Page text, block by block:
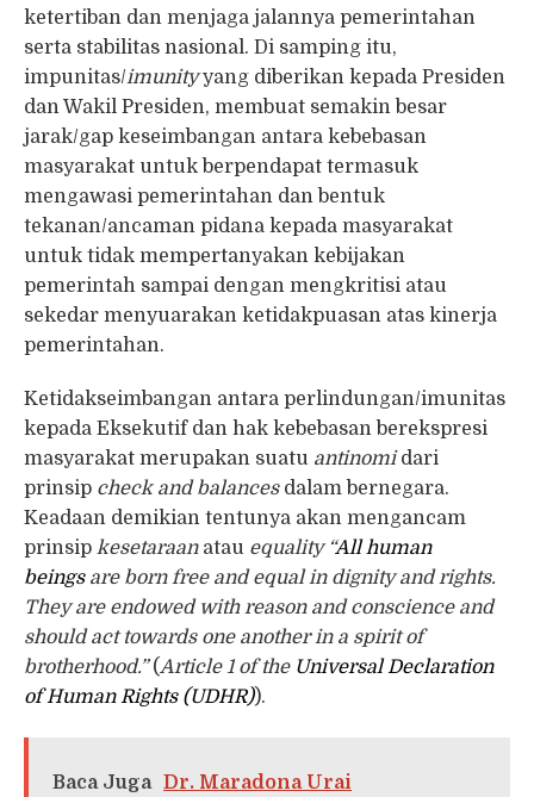
ketertiban dan menjaga jalannya pemerintahan
serta stabilitas nasional. Di samping itu,
impunitas/imunityyang diberikan kepada Presiden
dan Wakil Presiden, membuat semakin besar
jarak/gap keseimbangan antara kebebasan
masyarakat untuk berpendapat termasuk
mengawasi pemerintahan dan bentuk
tekanan/ancaman pidana kepada masyarakat
untuk tidak mempertanyakan kebijakan
pemerintah sampai dengan mengkritisi atau
sekedar menyuarakan ketidakpuasan atas kinerja
pemerintahan.
Ketidakseimbangan antara perlindungan/imunitas
kepada Eksekutif dan hak kebebasan berekspresi
masyarakat merupakan suatu antinomidari
prinsip check and balancesdalam bernegara.
Keadaan demikian tentunya akan mengancam
prinsip kesetaraan atau equality “All human
beingsare born free and equal in dignity and rights.
They are endowed with reason and conscience and
should act towards one another in a spirit of
brotherhood.”(Article 1 of the Universal Declaration
of Human Rights (UDHR)).
Baca Juga Dr. Maradona Urai